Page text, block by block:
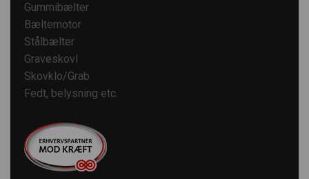
Gummibælter
Bæltemotor
Stålbælter
Graveskovl
Skovklo/Grab
Fedt, belysning etc.